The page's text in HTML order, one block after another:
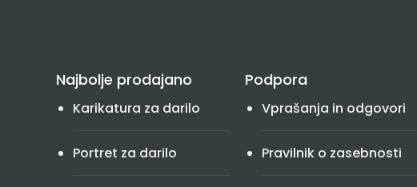
Najbolje prodajano
Karikatura za darilo
Portret za darilo
Podpora
Vprašanja in odgovori
Pravilnik o zasebnosti